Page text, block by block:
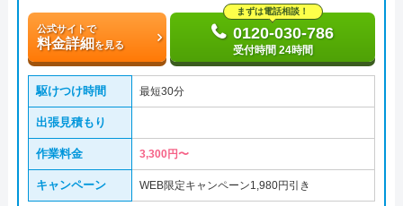
公式サイトで
料金詳細を見る
まずは電話相談！
0120-030-786
受付時間 24時間
駆けつけ時間 最短30分
出張見積もり
作業料金 3,300円〜
キャンペーン WEB限定キャンペーン1,980円引き